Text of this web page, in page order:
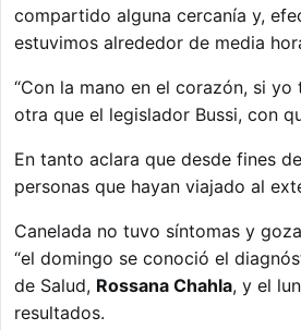
compartido alguna cercanía y,
estuvimos alrededor de media
“Con la mano en el corazón, si
otra que el legislador Bussi, con
En tanto aclara que desde fines
personas que hayan viajado al
Canelada no tuvo síntomas y
“el domingo se conoció el
de Salud, Rossana Chahla, y el
resultados.